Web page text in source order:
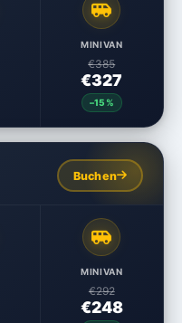
MINIVAN
€385
€327
–15%
Buchen
MINIVAN
€292
€248